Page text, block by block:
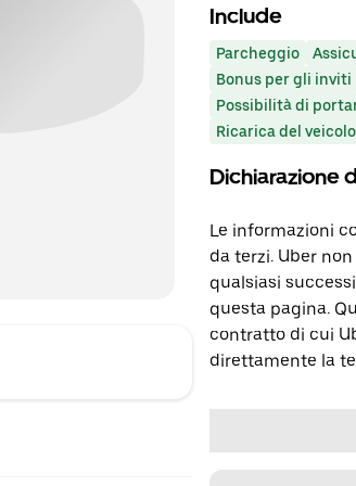
Include
Parcheggio
Bonus per gli inviti
Possibilità di
Ricarica del
Dichiarazione
Le informazioni
da terzi. Uber
qualsiasi
questa pagina.
contratto di cui
direttamente la